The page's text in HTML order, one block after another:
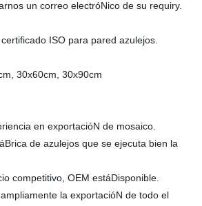
un correo electróNico de su requiry.
ISO para pared azulejos.
30x60cm, 30x90cm
en exportacióN de mosaico.
de azulejos que se ejecuta bien la
competitivo, OEM estáDisponible.
la exportacióN de todo el